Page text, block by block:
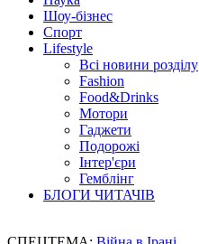
Шоу-бізнес
Спорт
Lifestyle
Всі новини розділу
Fashion
Food&Drinks
Мотори
Гаджети
Подорожі
Інтер'єри
Гемблінг
БЛОГИ ЧИТАЧІВ